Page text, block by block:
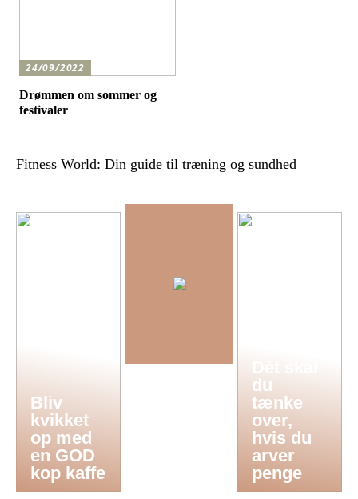
24/09/2022
Drømmen om sommer og
festivaler
Fitness World: Din guide til træning og sundhed
Bliv
kvikket
op med
en GOD
kop kaffe
du
tænke
over,
hvis du
arver
penge